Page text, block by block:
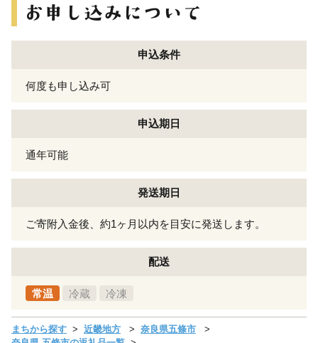
申込条件
何度も申し込み可
申込期日
通年可能
発送期日
ご寄附入金後、約1ヶ月以内を目安に発送します。
配送
常温 冷蔵 冷凍
まちから探す 近畿地方
奈良県五條市